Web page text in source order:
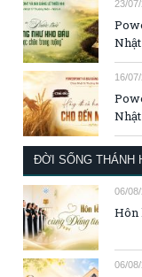
23/
16/
ĐỜI SỐNG THÁNH
06/
Hôn
06/